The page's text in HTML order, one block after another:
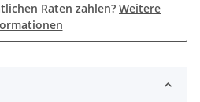
Raten zahlen? Weitere